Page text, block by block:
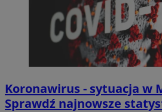
Koronawirus - sytuacja w
Sprawdź najnowsze